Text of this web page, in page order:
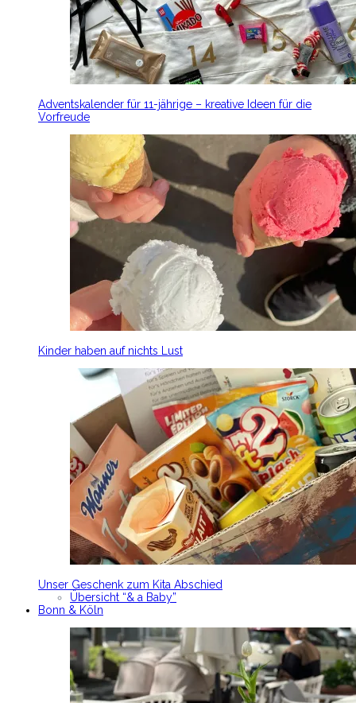
Adventskalender für 11-jährige – kreative Ideen für die
Vorfreude
Kinder haben auf nichts Lust
Unser Geschenk zum Kita Abschied
Übersicht “& a Baby”
Bonn & Köln